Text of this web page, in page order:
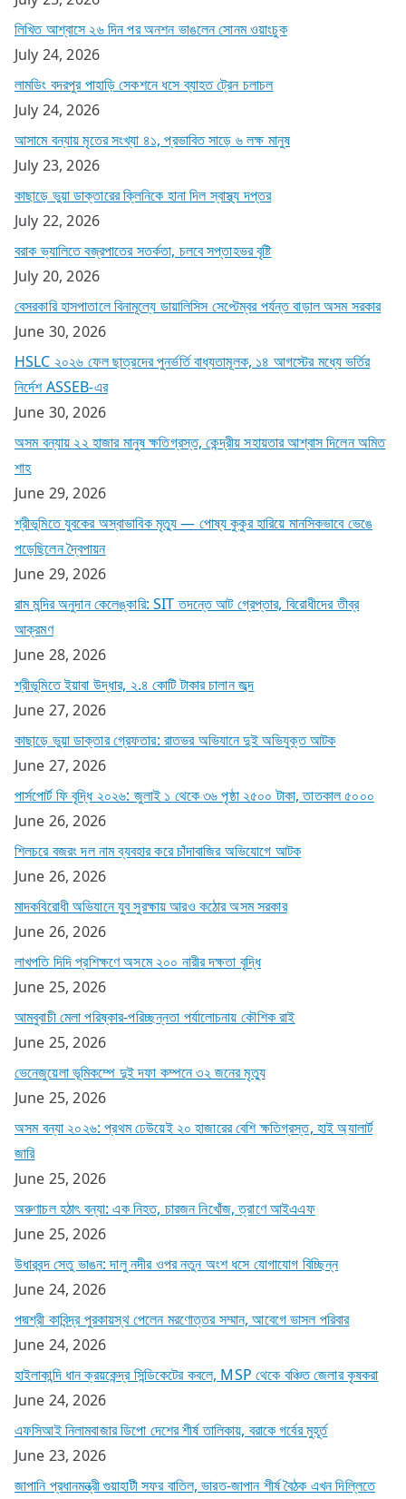
লিখিত আশ্বাসে ২৬ দিন পর অনশন ভাঙলেন সোনম ওয়াংচুক
July 24, 2026
লামডিং বদরপুর পাহাড়ি সেকশনে ধসে ব্যাহত ট্রেন চলাচল
July 24, 2026
আসামে বন্যায় মৃতের সংখ্যা ৪১, প্রভাবিত সাড়ে ৬ লক্ষ মানুষ
July 23, 2026
কাছাড়ে ভুয়া ডাক্তারের ক্লিনিকে হানা দিল স্বাস্থ্য দপ্তর
July 22, 2026
বরাক ভ্যালিতে বজ্রপাতের সতর্কতা, চলবে সপ্তাহভর বৃষ্টি
July 20, 2026
বেসরকারি হাসপাতালে বিনামূল্যে ডায়ালিসিস সেপ্টেম্বর পর্যন্ত বাড়াল অসম সরকার
June 30, 2026
HSLC ২০২৬ ফেল ছাত্রদের পুনর্ভর্তি বাধ্যতামূলক, ১৪ আগস্টের মধ্যে ভর্তির
নির্দেশ ASSEB-এর
June 30, 2026
অসম বন্যায় ২২ হাজার মানুষ ক্ষতিগ্রস্ত, কেন্দ্রীয় সহায়তার আশ্বাস দিলেন অমিত
শাহ
June 29, 2026
শ্রীভূমিতে যুবকের অস্বাভাবিক মৃত্যু — পোষ্য কুকুর হারিয়ে মানসিকভাবে ভেঙে
পড়েছিলেন দ্বৈপায়ন
June 29, 2026
রাম মন্দির অনুদান কেলেঙ্কারি: SIT তদন্তে আট গ্রেপ্তার, বিরোধীদের তীব্র
আক্রমণ
June 28, 2026
শ্রীভূমিতে ইয়াবা উদ্ধার, ২.৪ কোটি টাকার চালান জব্দ
June 27, 2026
কাছাড়ে ভুয়া ডাক্তার গ্রেফতার: রাতভর অভিযানে দুই অভিযুক্ত আটক
June 27, 2026
পার্সপোর্ট ফি বৃদ্ধি ২০২৬: জুলাই ১ থেকে ৩৬ পৃষ্ঠা ২৫০০ টাকা, তাতকাল ৫০০০
June 26, 2026
শিলচরে বজরং দল নাম ব্যবহার করে চাঁদাবাজির অভিযোগে আটক
June 26, 2026
মাদকবিরোধী অভিযানে যুব সুরক্ষায় আরও কঠোর অসম সরকার
June 26, 2026
লাখপতি দিদি প্রশিক্ষণে অসমে ২০০ নারীর দক্ষতা বৃদ্ধি
June 25, 2026
আমবুবাচী মেলা পরিষ্কার-পরিচ্ছন্নতা পর্যালোচনায় কৌশিক রাই
June 25, 2026
ভেনেজুয়েলা ভূমিকম্পে দুই দফা কম্পনে ৩২ জনের মৃত্যু
June 25, 2026
অসম বন্যা ২০২৬: প্রথম ঢেউয়েই ২০ হাজারের বেশি ক্ষতিগ্রস্ত, হাই অ্যালার্ট
জারি
June 25, 2026
অরুণাচল হঠাৎ বন্যা: এক নিহত, চারজন নিখোঁজ, ত্রাণে আইএএফ
June 25, 2026
উধারবন্দ সেতু ভাঙন: দালু নদীর ওপর নতুন অংশ ধসে যোগাযোগ বিচ্ছিন্ন
June 24, 2026
পদ্মশ্রী কাবিন্দ্র পুরকায়স্থ পেলেন মরণোত্তর সম্মান, আবেগে ভাসল পরিবার
June 24, 2026
হাইলাকান্দি ধান ক্রয়কেন্দ্র সিন্ডিকেটের কবলে, MSP থেকে বঞ্চিত জেলার কৃষকরা
June 24, 2026
এফসিআই নিলামবাজার ডিপো দেশের শীর্ষ তালিকায়, বরাকে গর্বের মুহূর্ত
June 23, 2026
জাপানি প্রধানমন্ত্রী গুয়াহাটী সফর বাতিল, ভারত-জাপান শীর্ষ বৈঠক এখন দিল্লিতে